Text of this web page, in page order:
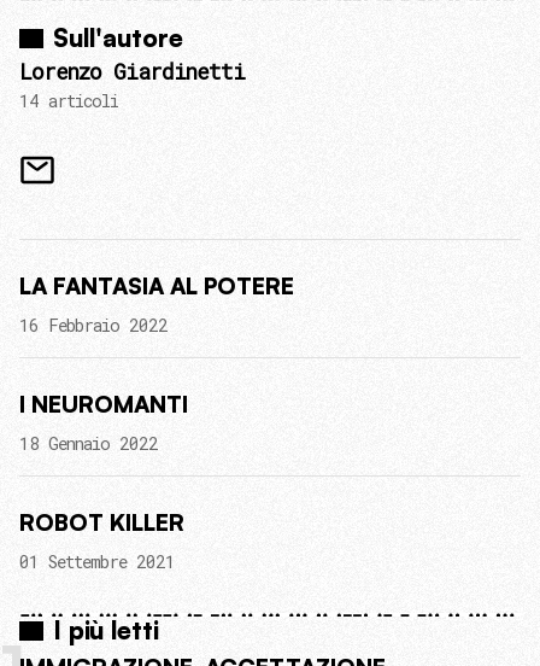
Sull'autore
Lorenzo Giardinetti
14 articoli
LA FANTASIA AL POTERE
16 Febbraio 2022
I NEUROMANTI
18 Gennaio 2022
ROBOT KILLER
01 Settembre 2021
I più letti